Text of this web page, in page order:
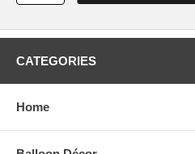
CATEGORIES
Home